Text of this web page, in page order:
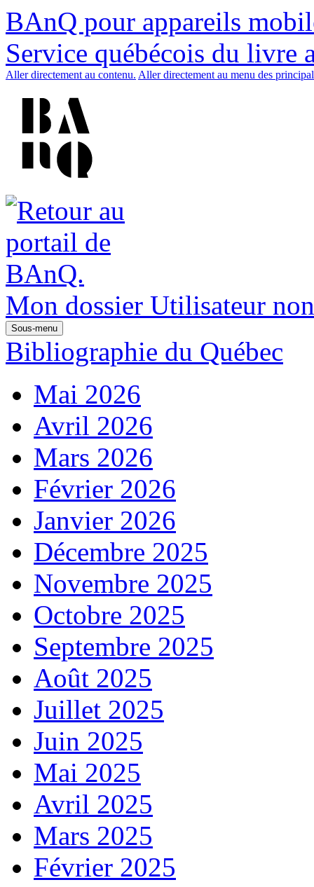
BAnQ pour appareils
Service québécois du livre
Aller directement au contenu. Aller directement au menu des
Mon dossier Utilisateur
Sous-menu
Bibliographie du Québec
Mai 2026
Avril 2026
Mars 2026
Février 2026
Janvier 2026
Décembre 2025
Novembre 2025
Octobre 2025
Septembre 2025
Août 2025
Juillet 2025
Juin 2025
Mai 2025
Avril 2025
Mars 2025
Février 2025